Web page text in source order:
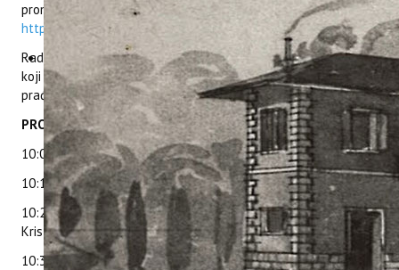
promovirani na ConsumelessMed platformi:
https://www.consumelessmed.org
Radionica će se organizirati u hibridnom obliku, a svi dionici
koji se prijave dobit će putem maila poveznicu za online
praćenje radionice.
PROGRAM RADIONICE
10:00 - 10:15 Registracija sudionika
10:15 - 10:20 Pozdravni govor – predstavnik Grada Rovinja
10:20 - 10:30 Predstavljanje projekta ConsumelessPlus, dr. sc.
Kristina Brščić,
10:30 - 10:40 ConsumelessMed smjernice, Joelle Živolić